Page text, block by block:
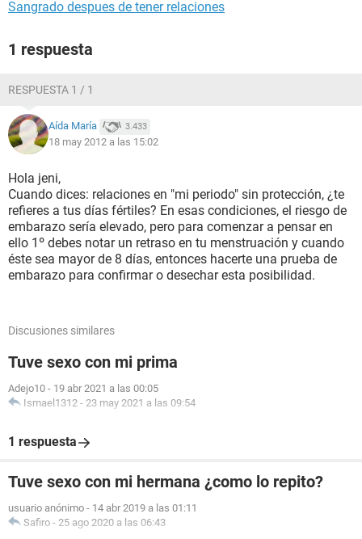
Sangrado despues de tener relaciones
1 respuesta
RESPUESTA 1 / 1
Aída María 3.433
18 may 2012 a las 15:02
Hola jeni,
Cuando dices: relaciones en "mi periodo" sin protección, ¿te
refieres a tus días fértiles? En esas condiciones, el riesgo de
embarazo sería elevado, pero para comenzar a pensar en
ello 1º debes notar un retraso en tu menstruación y cuando
éste sea mayor de 8 días, entonces hacerte una prueba de
embarazo para confirmar o desechar esta posibilidad.
Discusiones similares
Tuve sexo con mi prima
Adejo10 - 19 abr 2021 a las 00:05
Ismael1312 - 23 may 2021 a las 09:54
1 respuesta
Tuve sexo con mi hermana ¿como lo repito?
usuario anónimo - 14 abr 2019 a las 01:11
Safiro - 25 ago 2020 a las 06:43